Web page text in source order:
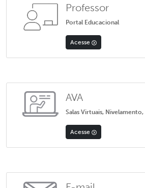
Professor
Portal Educacional
Acesse
AVA
Salas Virtuais,
Acesse